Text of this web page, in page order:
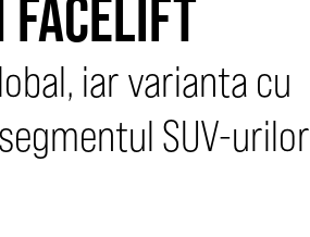
FACELIFT
iar varianta cu
SUV-urilor